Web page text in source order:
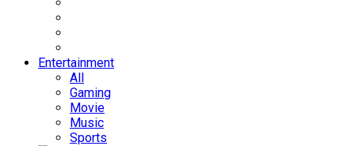
Entertainment
All
Gaming
Movie
Music
Sports